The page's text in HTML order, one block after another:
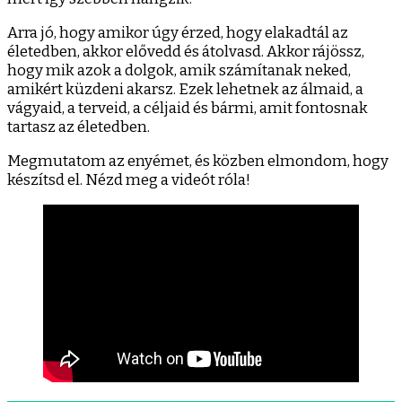
Arra jó, hogy amikor úgy érzed, hogy elakadtál az
életedben, akkor elővedd és átolvasd. Akkor rájössz,
hogy mik azok a dolgok, amik számítanak neked,
amikért küzdeni akarsz. Ezek lehetnek az álmaid, a
vágyaid, a terveid, a céljaid és bármi, amit fontosnak
tartasz az életedben.
Megmutatom az enyémet, és közben elmondom, hogy
készítsd el. Nézd meg a videót róla!